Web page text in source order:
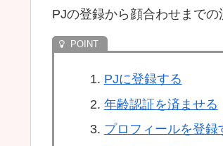
PJの登録から顔合わせまでの
PJに登録する
年齢認証を済ませる
プロフィールを登録